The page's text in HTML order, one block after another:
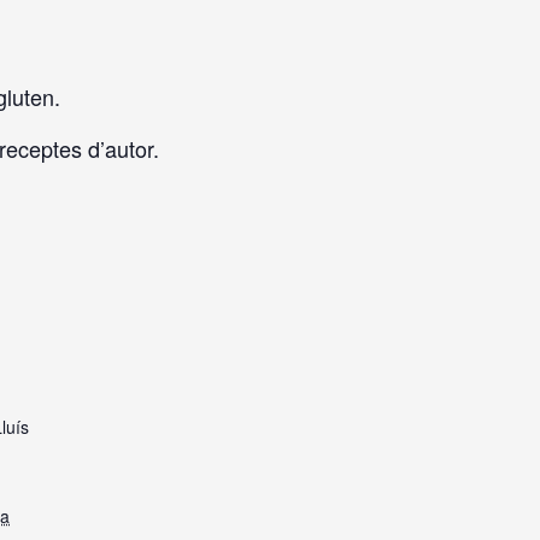
d’autor.